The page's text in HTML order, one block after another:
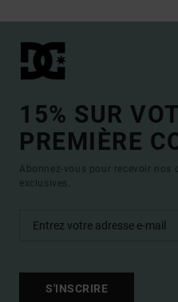
15% SUR
PREMIÈRE
Abonnez-vous pour recevoir nos
exclusives.
S'INSCRIRE